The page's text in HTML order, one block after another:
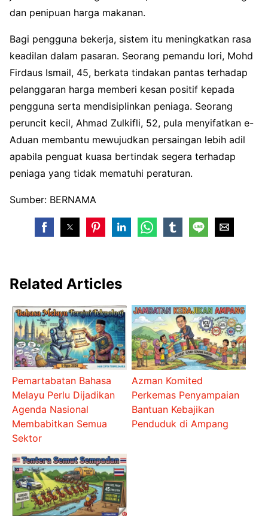
dan penipuan harga makanan.
Bagi pengguna bekerja, sistem itu meningkatkan rasa
keadilan dalam pasaran. Seorang pemandu lori, Mohd
Firdaus Ismail, 45, berkata tindakan pantas terhadap
pelanggaran harga memberi kesan positif kepada
pengguna serta mendisiplinkan peniaga. Seorang
peruncit kecil, Ahmad Zulkifli, 52, pula menyifatkan e-
Aduan membantu mewujudkan persaingan lebih adil
apabila penguat kuasa bertindak segera terhadap
peniaga yang tidak mematuhi peraturan.
Sumber: BERNAMA
Related Articles
Pemartabatan Bahasa
Melayu Perlu Dijadikan
Agenda Nasional
Membabitkan Semua
Sektor
Azman Komited
Perkemas Penyampaian
Bantuan Kebajikan
Penduduk di Ampang